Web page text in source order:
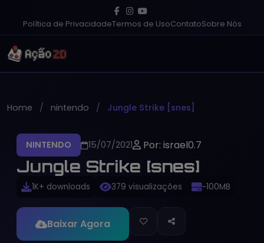
Política de PrivacidadeTermos de UsoContatoSobre Nós
Home nintendo Jungle Strike [snes]
NINTENDO 15/07/2021 Por: israel0.7
Jungle Strike [snes]
1K+ downloads 379 visualizações ~100MB
Baixar Agora